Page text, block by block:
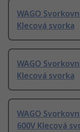
WAGO
Klecová svorka
WAGO
Klecová svorka
WAGO
600V Klecová